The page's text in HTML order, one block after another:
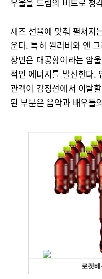
재즈 선율에 맞춰 펼쳐지
운다. 특히 윌러비와 앤
장면은 대공황이라는 암
적인 에너지를 발산한다.
관객이 감정선에서 이탈
된 부분은 음악과 배우들